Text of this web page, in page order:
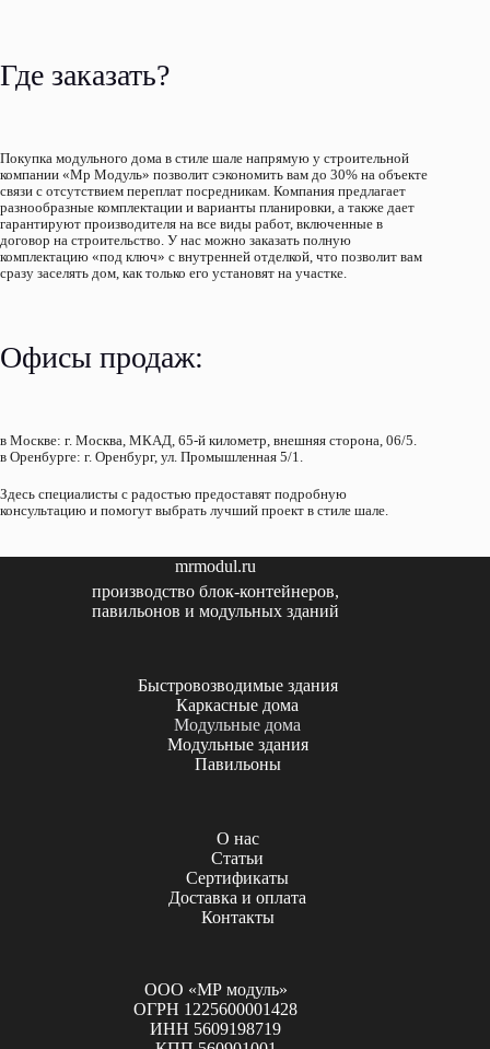
Где заказать?
Покупка модульного дома в стиле шале напрямую у строительной
компании «Мр Модуль» позволит сэкономить вам до 30% на объекте
связи с отсутствием переплат посредникам. Компания предлагает
разнообразные комплектации и варианты планировки, а также дает
гарантируют производителя на все виды работ, включенные в
договор на строительство. У нас можно заказать полную
комплектацию «под ключ» с внутренней отделкой, что позволит вам
сразу заселять дом, как только его установят на участке.
Офисы продаж:
в Москве: г. Москва, МКАД, 65-й километр, внешняя сторона, 06/5.
в Оренбурге: г. Оренбург, ул. Промышленная 5/1.
Здесь специалисты с радостью предоставят подробную
консультацию и помогут выбрать лучший проект в стиле шале.
mrmodul.ru
производство блок-контейнеров,
павильонов и модульных зданий
Быстровозводимые здания
Каркасные дома
Модульные дома
Модульные здания
Павильоны
О нас
Статьи
Сертификаты
Доставка и оплата
Контакты
ООО «МР модуль»
ОГРН 1225600001428
ИНН 5609198719